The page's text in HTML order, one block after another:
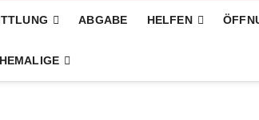
ABGABE HELFEN